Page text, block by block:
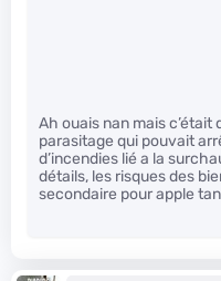
Ah ouais nan mais
parasitage qui pouvait
d’incendies lié a la
détails, les risques des
secondaire pour apple